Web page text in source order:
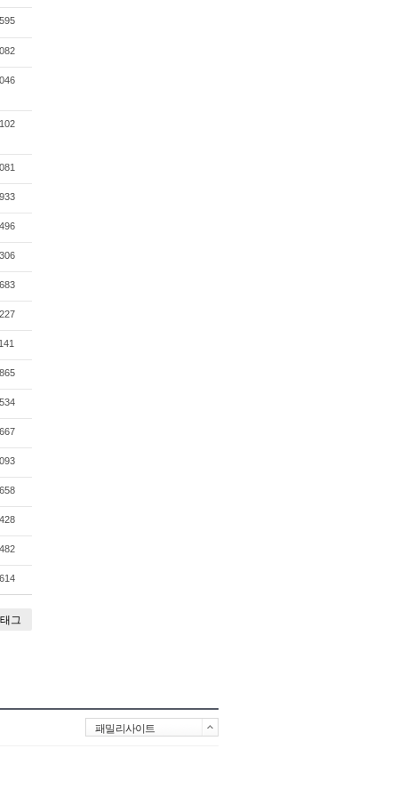
태그
패밀리사이트